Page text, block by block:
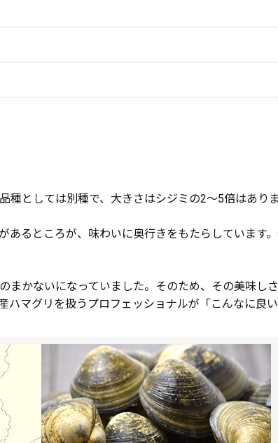
としては別種で、大きさはシジミの2～5倍はあり
るところが、味わいに奥行きをもたらしています
かないになっていました。そのため、その美味し
マグリを扱うプロフェッショナルが「こんなに良